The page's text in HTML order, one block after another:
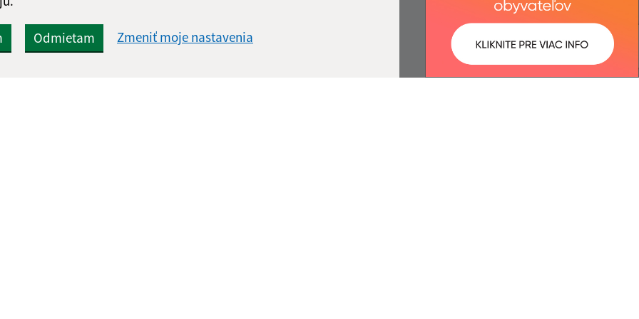
Odmietam Zmeniť moje nastavenia